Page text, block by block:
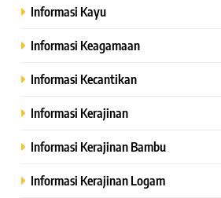
Informasi Kayu
Informasi Keagamaan
Informasi Kecantikan
Informasi Kerajinan
Informasi Kerajinan Bambu
Informasi Kerajinan Logam